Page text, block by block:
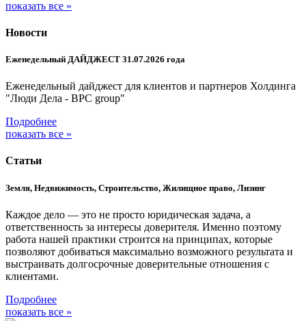
показать все »
Новости
Еженедельный ДАЙДЖЕСТ 31.07.2026 года
Еженедельный дайджест для клиентов и партнеров Холдинга
"Люди Дела - BPC group"
Подробнее
показать все »
Статьи
Земля, Недвижимость, Строительство, Жилищное право, Лизинг
Каждое дело — это не просто юридическая задача, а
ответственность за интересы доверителя. Именно поэтому
работа нашей практики строится на принципах, которые
позволяют добиваться максимально возможного результата и
выстраивать долгосрочные доверительные отношения с
клиентами.
Подробнее
показать все »